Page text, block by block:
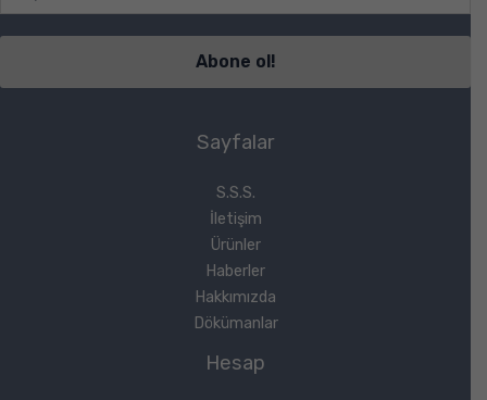
Sayfalar
S.S.S.
İletişim
Ürünler
Haberler
Hakkımızda
Dökümanlar
Hesap